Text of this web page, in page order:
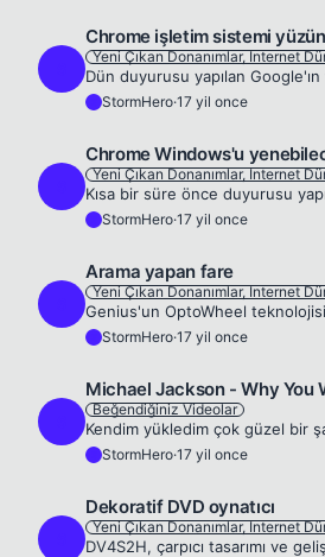
Chrome işletim sistemi
Yeni Çıkan Donanımlar, Internet
StormHero·17 yil once
Chrome Windows'u
Yeni Çıkan Donanımlar, Internet
StormHero·17 yil once
Arama yapan fare
Yeni Çıkan Donanımlar, Internet
StormHero·17 yil once
Michael Jackson - Why You
Beğendiğiniz Videolar
Kendim yükledim çok güzel bir
StormHero·17 yil once
Dekoratif DVD oynatıcı
Yeni Çıkan Donanımlar, Internet